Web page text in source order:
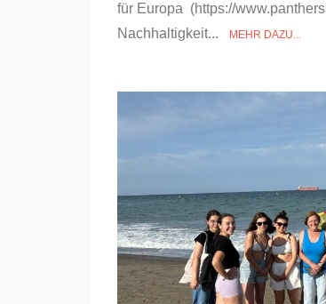
für Europa (https://
Nachhaltigkeit...
MEHR DAZU...